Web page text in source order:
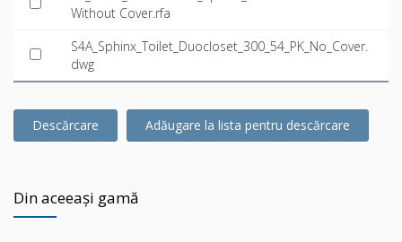
Without Cover.rfa
S4A_Sphinx_Toilet_Duocloset_300_54_PK_No_Cover.
dwg
Descărcare Adăugare la lista pentru descărcare
Din aceeași gamă